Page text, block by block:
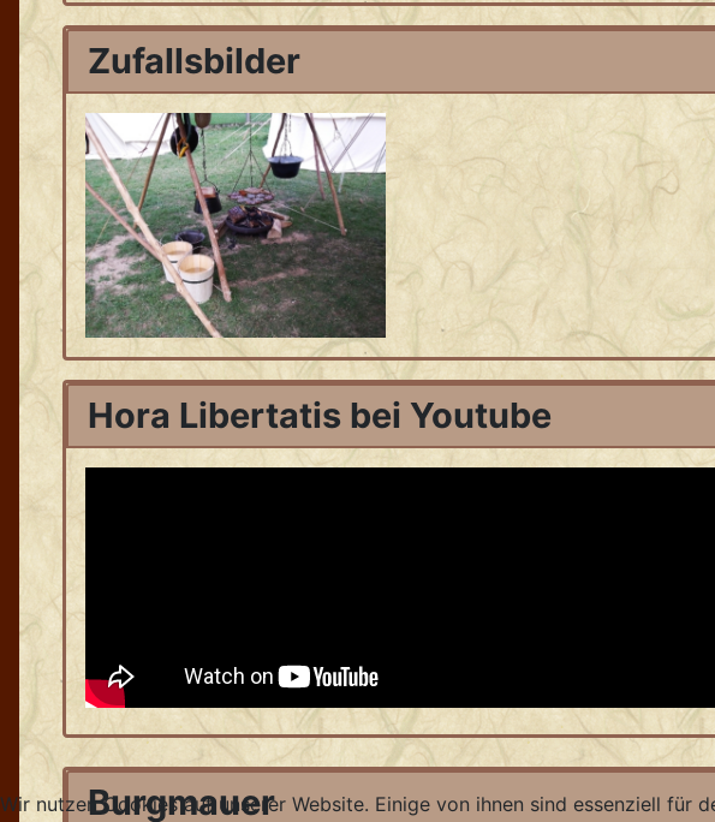
Zufallsbilder
Hora Libertatis bei Youtube
Burgmauer
Wir nutzen Cookies auf unserer Website. Einige von ihnen sind essenziell für